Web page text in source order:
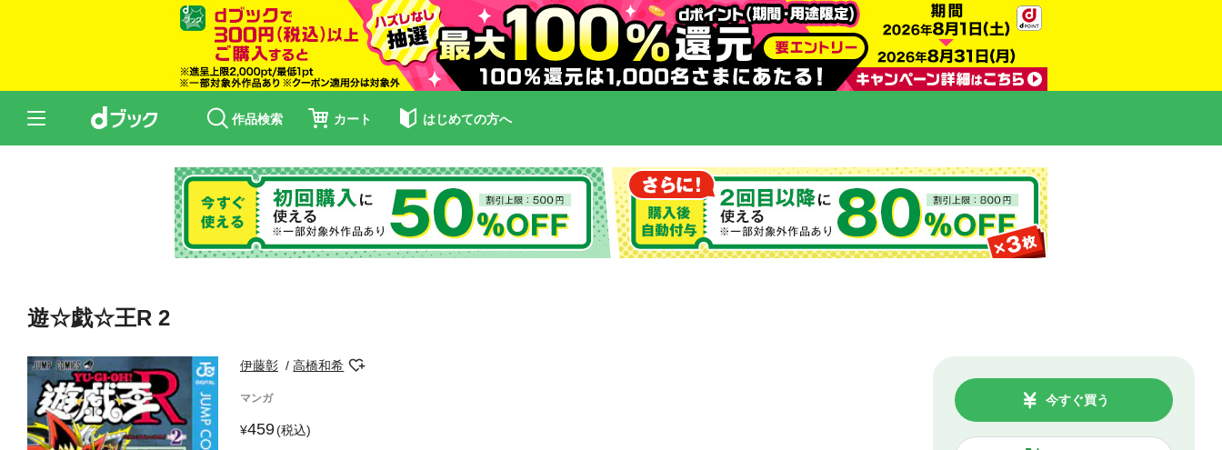
作品検索 カート はじめての方へ
遊☆戯☆王R 2
伊藤彰 高橋和希
マンガ
459(税込)
今すぐ買う